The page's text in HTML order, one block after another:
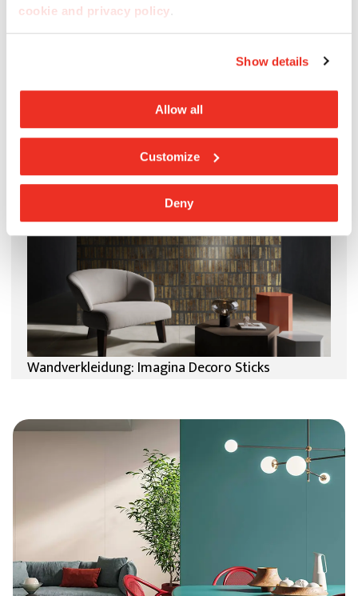
cookie and privacy policy.
Show details
Allow all
Customize
Deny
Wandverkleidung: Imagina Decoro Modular
Wandverkleidung: Imagina Decoro Sticks